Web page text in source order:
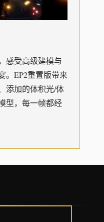
感受高级建模与
。EP2重置版带来
添加的体积光/体
型，每一帧都经